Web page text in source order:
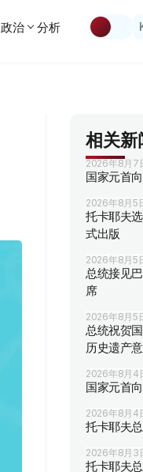
政治 分析
相关新
2026年8月7
国家元首
2026年8月5
托卡耶夫
式出版
2026年8月5
总统接见
席
2026年8月5
总统祝贺
历史遗产
2026年8月4
国家元首
2026年8月4
托卡耶夫
2026年8月3
托卡耶夫